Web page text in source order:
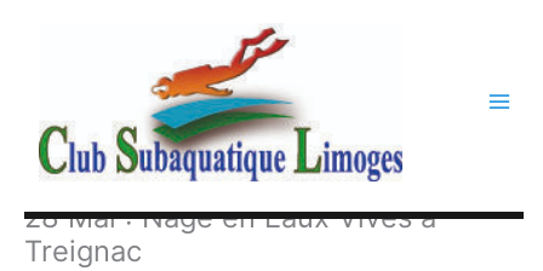
28 Mai : Nage en Eaux Vives à
Treignac